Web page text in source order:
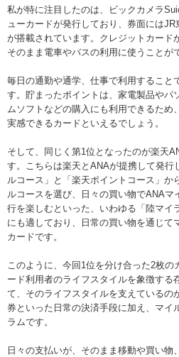
私が特に注目したのは、ビックカメラ
ューカードが発行しており、券面には
が搭載されています。クレジットカード
そのまま電車やバスの利用に使うことが
毎日の通勤や通学、仕事で利用すること
す。貯まったポイントは、家電製品やパ
ムソフトなどの購入にも利用できるため
実感できるカードといえるでしょう。
そして、同じく第1位となったのが楽天
す。こちらは楽天とANAが提携して発行
ルコース」と「楽天ポイントコース」か
ルコースを選び、日々の買い物でANAマ
行を楽しむといった、いわゆる「陸マイ
にも適しており、日常の買い物を通じて
カードです。
このように、今回1位を分け合った2枚の
ード利用者のライフスタイルを象徴する
て、そのライフスタイルを支えているの
券といった日常の決済手段に加え、マイ
ラムです。
日々の支払いが、そのまま移動や買い物